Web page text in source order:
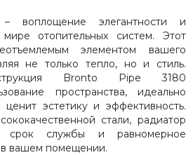
воплощение элегантности и
отопительных систем. Этот
элементом вашего
не только тепло, но и стиль.
Bronto Pipe 3180
пространства, идеально
эстетику и эффективность.
стали, радиатор
срок службы и равномерное
вашем помещении.